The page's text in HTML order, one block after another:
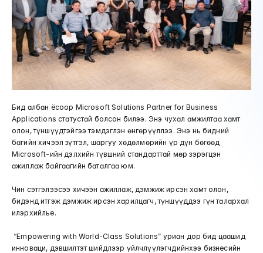
Бид албан ёсоор Microsoft Solutions Partner for Business
Applications статустай болсон билээ. Энэ чухал амжилтаа хамт
олон, түншүүдтэйгээ тэмдэглэн өнгөрүүллээ. Энэ нь бидний
багийн хичээл зүтгэл, шаргуу хөдөлмөрийн үр дүн бөгөөд
Microsoft-ийн дэлхийн түвшний стандарттай мөр зэрэгцэн
ажиллаж байгаагийн баталгаа юм.
Чин сэтгэлээсээ хичээн ажиллаж, дэмжиж ирсэн хамт олон,
бидэнд итгэж дэмжиж ирсэн харилцагч, түншүүддээ гүн талархал
илэрхийлье.
инноваци, дэвшилтэт шийдлээр үйлчлүүлэгчдийнхээ бизнесийн